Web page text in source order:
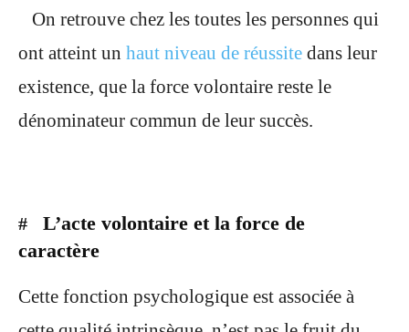
On retrouve chez les toutes les personnes qui
ont atteint un haut niveau de réussite dans leur
existence, que la force volontaire reste le
dénominateur commun de leur succès.
#
L’acte volontaire et la force de
caractère
Cette fonction psychologique est associée à